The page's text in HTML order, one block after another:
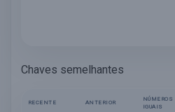
Chaves semelhantes
RECENTE ANTERIOR
NÚMEROS
IGUAIS